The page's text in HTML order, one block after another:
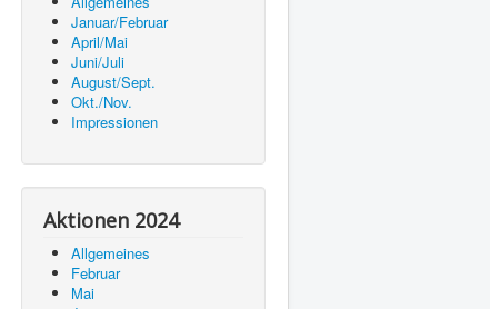
Januar/Februar
April/Mai
Juni/Juli
August/Sept.
Okt./Nov.
Impressionen
Aktionen 2024
Allgemeines
Februar
Mai